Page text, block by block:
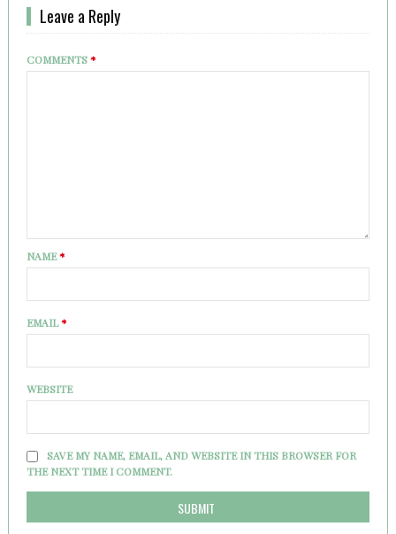
Leave a Reply
COMMENTS*
NAME*
EMAIL*
WEBSITE
SAVE MY NAME, EMAIL, AND WEBSITE IN THIS BROWSER FOR
THE NEXT TIME I COMMENT.